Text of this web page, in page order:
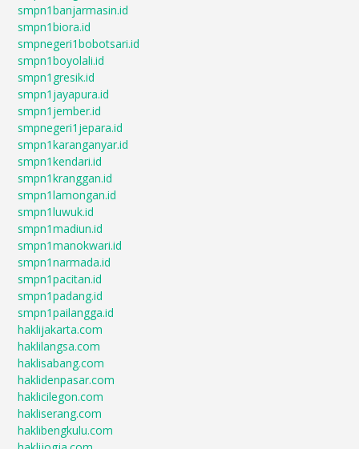
smpn1banjarmasin.id
smpn1biora.id
smpnegeri1bobotsari.id
smpn1boyolali.id
smpn1gresik.id
smpn1jayapura.id
smpn1jember.id
smpnegeri1jepara.id
smpn1karanganyar.id
smpn1kendari.id
smpn1kranggan.id
smpn1lamongan.id
smpn1luwuk.id
smpn1madiun.id
smpn1manokwari.id
smpn1narmada.id
smpn1pacitan.id
smpn1padang.id
smpn1pailangga.id
haklijakarta.com
haklilangsa.com
haklisabang.com
haklidenpasar.com
haklicilegon.com
hakliserang.com
haklibengkulu.com